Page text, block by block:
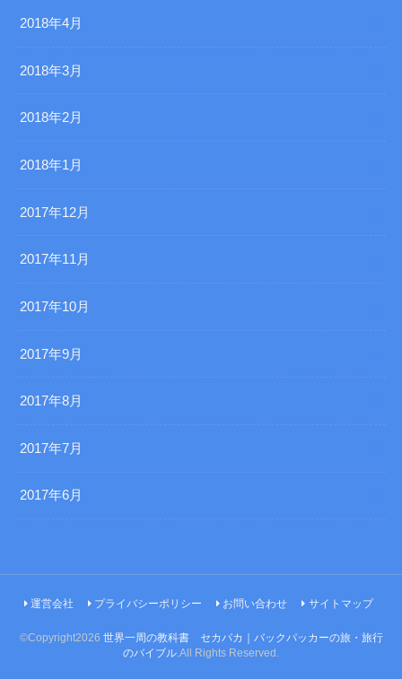
2018年4月
2018年3月
2018年2月
2018年1月
2017年12月
2017年11月
2017年10月
2017年9月
2017年8月
2017年7月
2017年6月
運営会社 プライバシーポリシー お問い合わせ サイトマップ
©Copyright2026 世界一周の教科書 セカパカ｜バックパッカーの旅・旅行
のバイブル .All Rights Reserved.